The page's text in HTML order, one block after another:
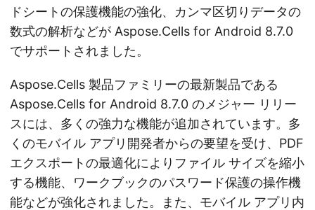
ドシートの保護機能の強化、カンマ区切りデータの
数式の解析などが Aspose.Cells for Android 8.7.0
でサポートされました。
Aspose.Cells 製品ファミリーの最新製品である
Aspose.Cells for Android 8.7.0 のメジャー リリー
スには、多くの強力な機能が追加されています。多
くのモバイル アプリ開発者からの要望を受け、PDF
エクスポートの最適化によりファイル サイズを縮小
する機能、ワークブックのパスワード保護の操作機
能などが強化されました。また、モバイル アプリ内